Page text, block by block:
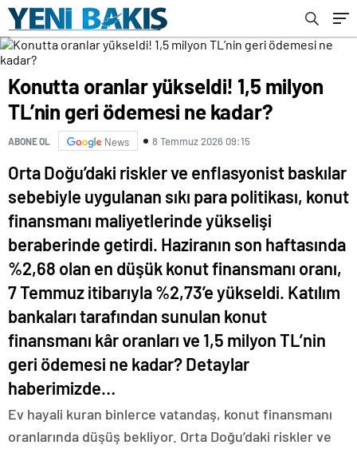
Konutta oranlar yükseldi! 1,5 milyon
TL’nin geri ödemesi ne kadar?
ABONE OL News 8 Temmuz 2026 09:15
Orta Doğu’daki riskler ve enflasyonist baskılar
sebebiyle uygulanan sıkı para politikası, konut
finansmanı maliyetlerinde yükselişi
beraberinde getirdi. Haziranın son haftasında
%2,68 olan en düşük konut finansmanı oranı,
7 Temmuz itibarıyla %2,73’e yükseldi. Katılım
bankaları tarafından sunulan konut
finansmanı kâr oranları ve 1,5 milyon TL’nin
geri ödemesi ne kadar? Detaylar
haberimizde…
Ev hayali kuran binlerce vatandaş, konut finansmanı
oranlarında düşüş bekliyor. Orta Doğu’daki riskler ve